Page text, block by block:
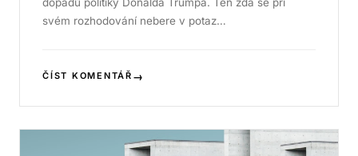
svém rozhodování nebere v potaz…
ČÍST KOMENTÁŘ →